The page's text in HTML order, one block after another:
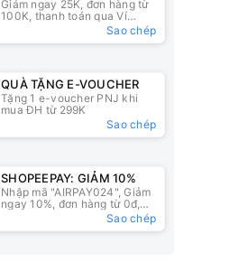
25K
Giảm ngay 25K, đơn hàng từ
100K, thanh toán qua Ví
Sao chép
QUÀ TẶNG E-VOUCHER
Tặng 1 e-voucher PNJ khi
mua ĐH từ 299K
Sao chép
SHOPEEPAY: GIẢM 10%
Nhập mã "AIRPAY024", Giảm
ngay 10%, đơn hàng từ 0đ,
nhập mã tại ví ShopeePay
Sao chép